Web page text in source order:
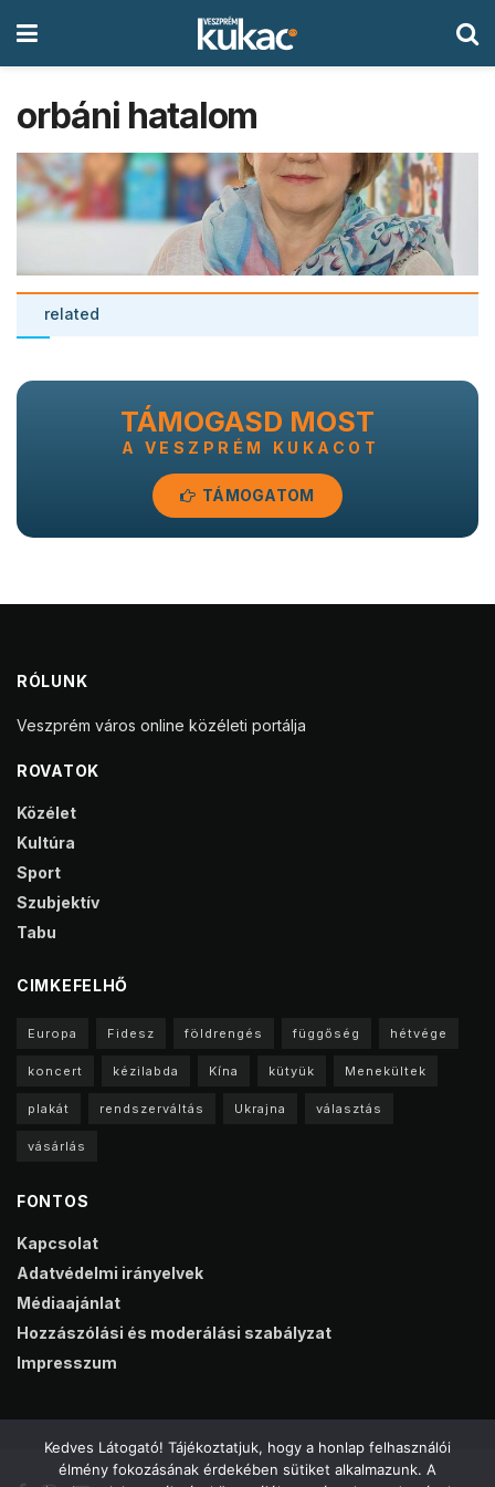
orbáni hatalom
related
TÁMOGASD MOST
A VESZPRÉM KUKACOT
TÁMOGATOM
RÓLUNK
Veszprém város online közéleti portálja
ROVATOK
Közélet
Kultúra
Sport
Szubjektív
Tabu
CIMKEFELHŐ
Europa Fidesz földrengés függőség hétvége
koncert kézilabda Kína kütyük Menekültek
plakát rendszerváltás Ukrajna választás
vásárlás
FONTOS
Kapcsolat
Adatvédelmi irányelvek
Médiaajánlat
Hozzászólási és moderálási szabályzat
Impresszum
Kedves Látogató! Tájékoztatjuk, hogy a honlap felhasználói
élmény fokozásának érdekében sütiket alkalmazunk. A